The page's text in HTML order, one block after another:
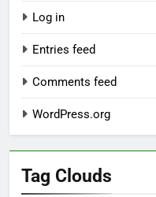
Log in
Entries feed
Comments feed
WordPress.org
Tag Clouds